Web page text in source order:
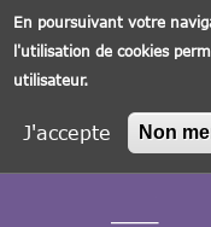
En poursuivant votre
l'utilisation de cookies
utilisateur.
J'accepte Non